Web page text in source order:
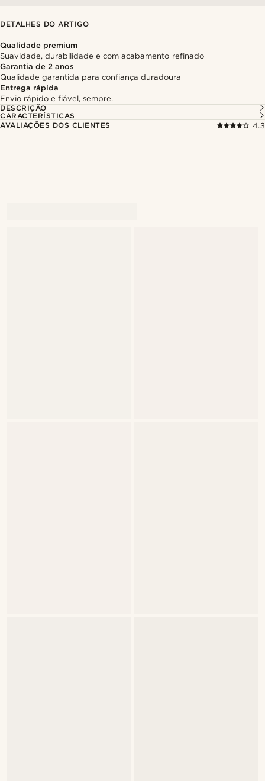
DETALHES DO ARTIGO
Qualidade premium
Suavidade, durabilidade e com acabamento refinado
Garantia de 2 anos
Qualidade garantida para confiança duradoura
Entrega rápida
Envio rápido e fiável, sempre.
DESCRIÇÃO
CARACTERÍSTICAS
AVALIAÇÕES DOS CLIENTES
4.3